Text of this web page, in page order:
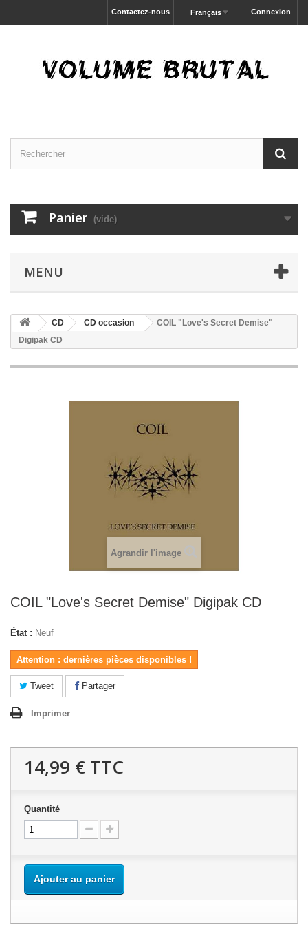
Connexion
Français
Contactez-nous
Panier (vide)
MENU
CD CD occasion
COIL "Love's Secret Demise"
Digipak CD
Agrandir l'image
COIL "Love's Secret Demise" Digipak CD
État : Neuf
Attention : dernières pièces disponibles !
Tweet Partager
Imprimer
14,99 € TTC
Quantité
Ajouter au panier